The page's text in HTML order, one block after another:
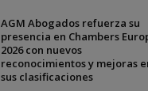
AGM Abogados refuerza su
presencia en Chambers
2026 con nuevos
reconocimientos y mejoras
sus clasificaciones